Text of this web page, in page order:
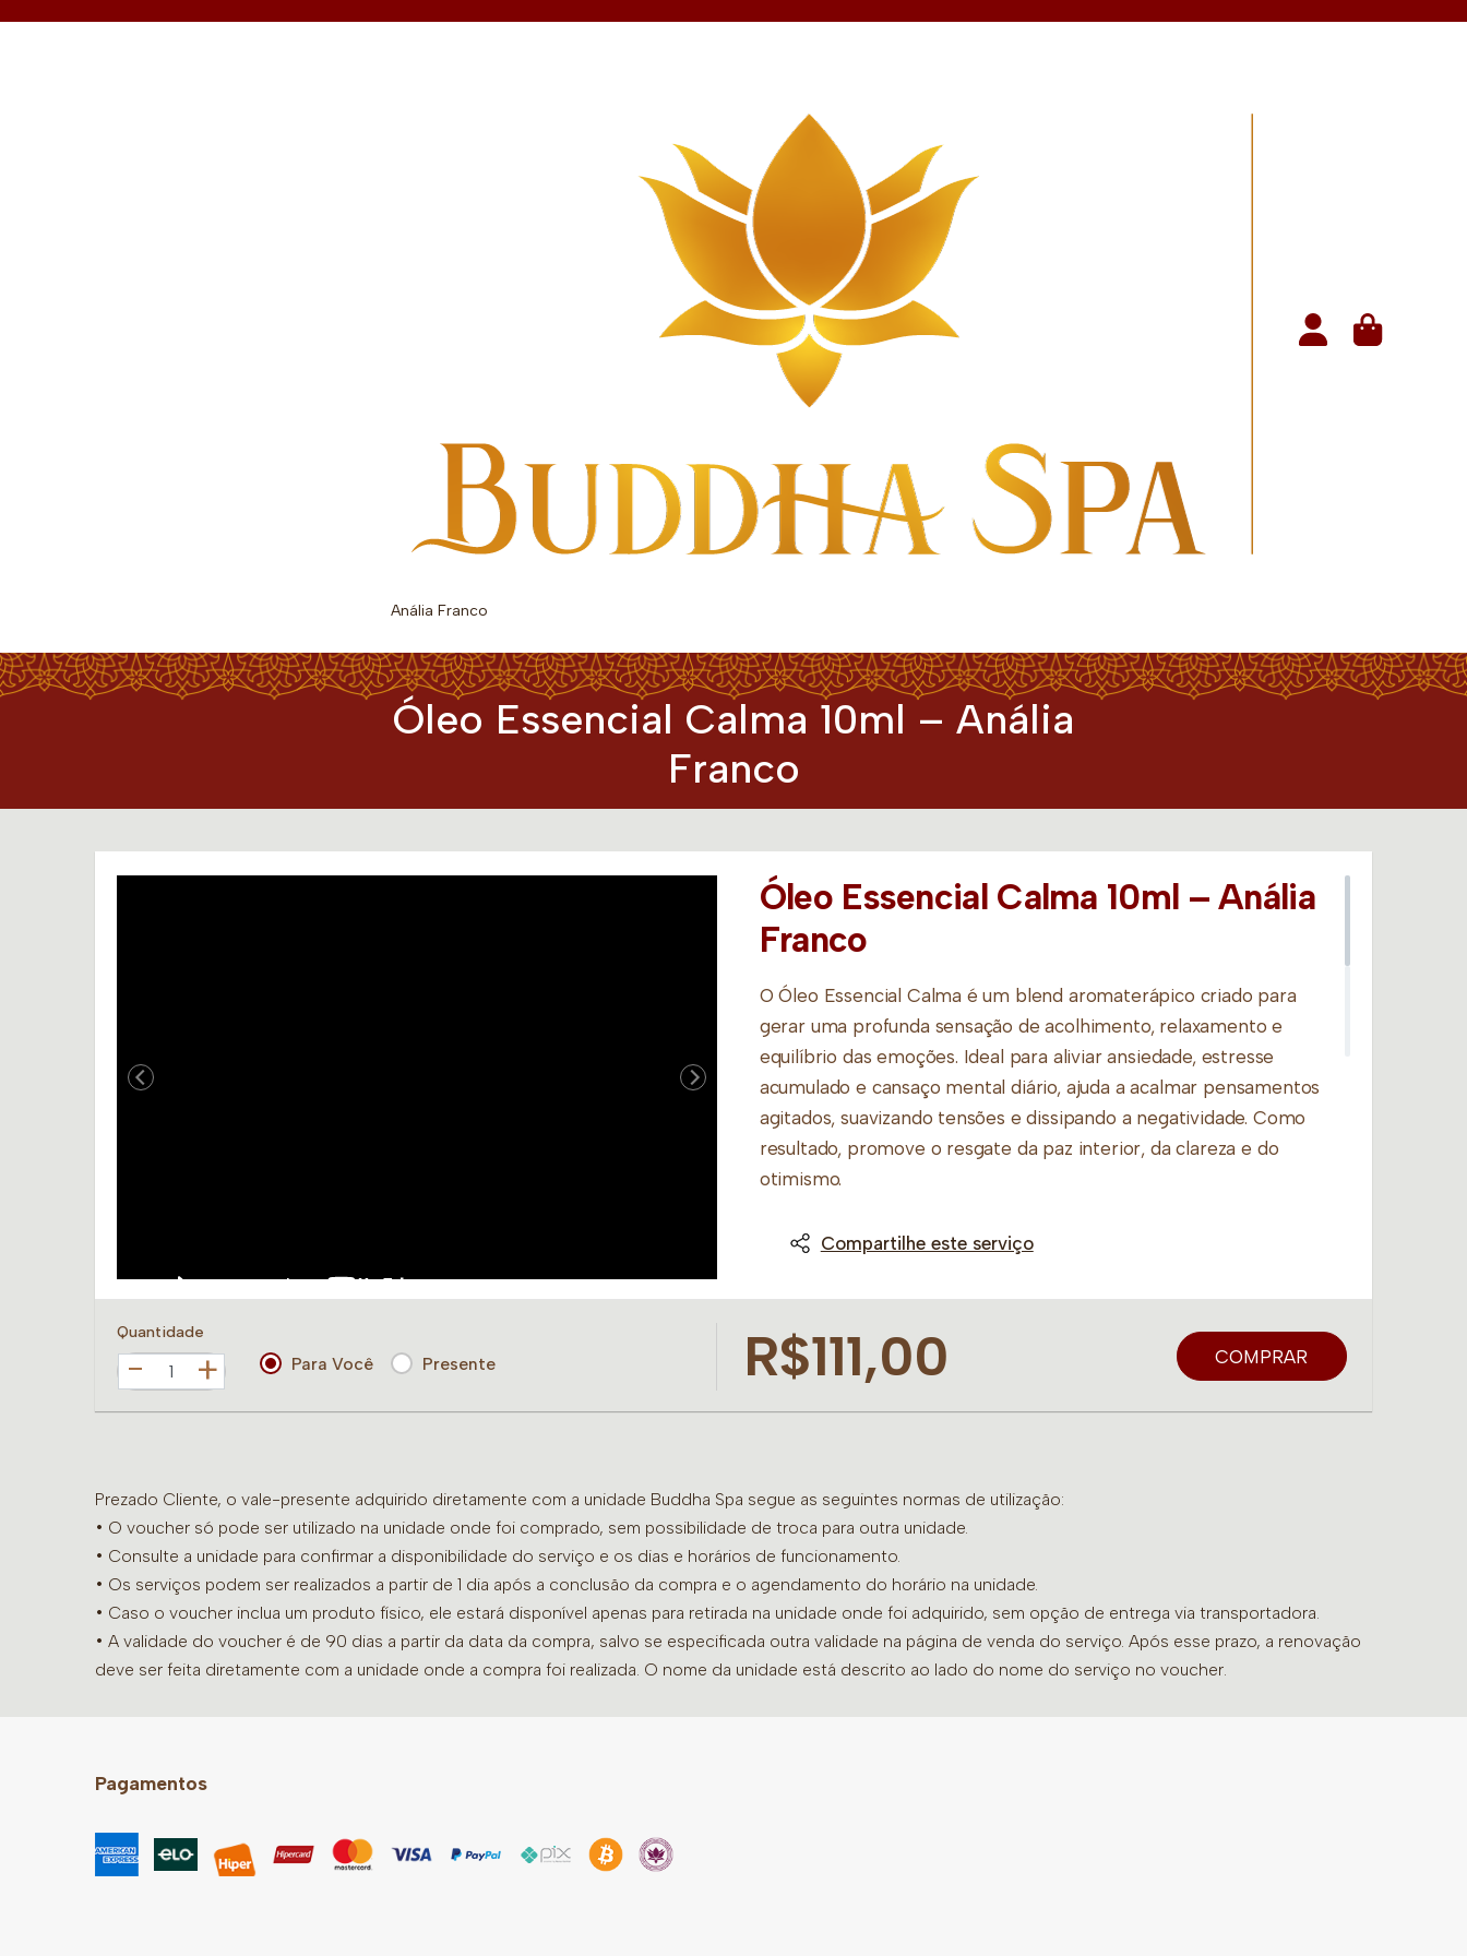
Anália Franco
Óleo Essencial Calma 10ml – Anália
Franco
Óleo Essencial Calma 10ml – Anália
Franco
O Óleo Essencial Calma é um blend aromaterápico criado para
gerar uma profunda sensação de acolhimento, relaxamento e
equilíbrio das emoções. Ideal para aliviar ansiedade, estresse
acumulado e cansaço mental diário, ajuda a acalmar pensamentos
agitados, suavizando tensões e dissipando a negatividade. Como
resultado, promove o resgate da paz interior, da clareza e do
otimismo.
Eucalipto Globulus: Refresca a mente, traz oxigenação emocional e
dissipa pensamentos excessivos.
processar sentimentos difíceis.
Floral de Bach Walnut: Protege contra energias externas, ancorando
o equilíbrio emocional e facilitando as fases de transição.
Indicação de Uso
Ideal para situações de tensão emocional, excesso de estímulos
mentais e momentos em que há a necessidade de desacelerar.
*Uso externo. Não aplicar diretamente na pele (permitido apenas
Compartilhe este serviço
Quantidade
+ Para Você Presente R$111,00 COMPRAR
Prezado Cliente, o vale-presente adquirido diretamente com a unidade Buddha Spa segue as seguintes normas de utilização:
• O voucher só pode ser utilizado na unidade onde foi comprado, sem possibilidade de troca para outra unidade.
• Consulte a unidade para confirmar a disponibilidade do serviço e os dias e horários de funcionamento.
• Os serviços podem ser realizados a partir de 1 dia após a conclusão da compra e o agendamento do horário na unidade.
• Caso o voucher inclua um produto físico, ele estará disponível apenas para retirada na unidade onde foi adquirido, sem opção de entrega via transportadora.
• A validade do voucher é de 90 dias a partir da data da compra, salvo se especificada outra validade na página de venda do serviço. Após esse prazo, a renovação
deve ser feita diretamente com a unidade onde a compra foi realizada. O nome da unidade está descrito ao lado do nome do serviço no voucher.
Pagamentos